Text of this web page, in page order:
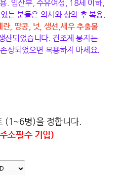
. 임산부, 수유여성, 18세 이하,
는 분들은 의사와 상의 후 복용.
란, 땅콩, 넛, 생선,새우 추출물
산되었습니다. 건조제 봉지는
상되었으면 복용하지 마세요.
(1~6병)을 정합니다.
소필수 기입)